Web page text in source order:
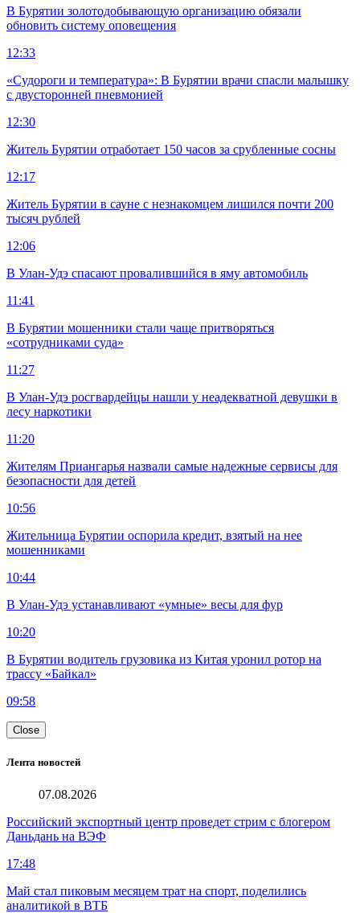
В Бурятии золотодобывающую организацию обязали
обновить систему оповещения
12:33
«Судороги и температура»: В Бурятии врачи спасли малышку
с двусторонней пневмонией
12:30
Житель Бурятии отработает 150 часов за срубленные сосны
12:17
Житель Бурятии в сауне с незнакомцем лишился почти 200
тысяч рублей
12:06
В Улан-Удэ спасают провалившийся в яму автомобиль
11:41
В Бурятии мошенники стали чаще притворяться
«сотрудниками суда»
11:27
В Улан-Удэ росгвардейцы нашли у неадекватной девушки в
лесу наркотики
11:20
Жителям Приангарья назвали самые надежные сервисы для
безопасности для детей
10:56
Жительница Бурятии оспорила кредит, взятый на нее
мошенниками
10:44
В Улан-Удэ устанавливают «умные» весы для фур
10:20
В Бурятии водитель грузовика из Китая уронил ротор на
трассу «Байкал»
09:58
Close
Лента новостей
07.08.2026
Российский экспортный центр проведет стрим с блогером
Даньдань на ВЭФ
17:48
Май стал пиковым месяцем трат на спорт, поделились
аналитикой в ВТБ